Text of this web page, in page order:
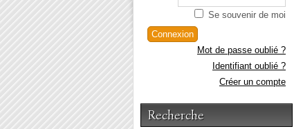
Se souvenir de moi
Mot de passe oublié ?
Identifiant oublié ?
Créer un compte
Recherche